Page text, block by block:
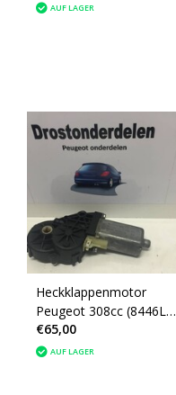
AUF LAGER
Heckklappenmotor
Peugeot 308cc (8446L4)
Bosch
€65,00
AUF LAGER